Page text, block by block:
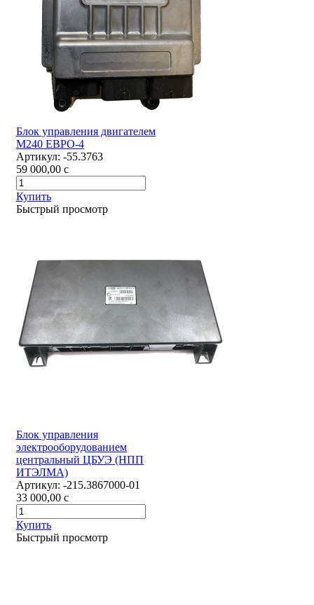
Блок управления двигателем
М240 ЕВРО-4
Артикул: -55.3763
59 000,00 c
Купить
Быстрый просмотр
Блок управления
электрооборудованием
центральный ЦБУЭ (НПП
ИТЭЛМА)
Артикул: -215.3867000-01
33 000,00 c
Купить
Быстрый просмотр